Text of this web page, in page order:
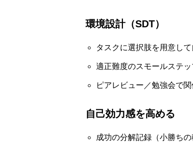
環境設計（SDT）
タスクに選択肢を用意し
適正難度のスモールステ
ピアレビュー／勉強会で
自己効力感を高める
成功の分解記録（小勝ち